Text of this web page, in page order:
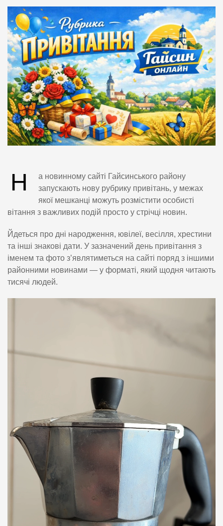
Н
а новинному сайті Гайсинського району
запускають нову рубрику привітань, у межах
якої мешканці можуть розмістити особисті
вітання з важливих подій просто у стрічці новин.
Йдеться про дні народження, ювілеї, весілля, хрестини
та інші знакові дати. У зазначений день привітання з
іменем та фото з’являтиметься на сайті поряд з іншими
районними новинами — у форматі, який щодня читають
тисячі людей.